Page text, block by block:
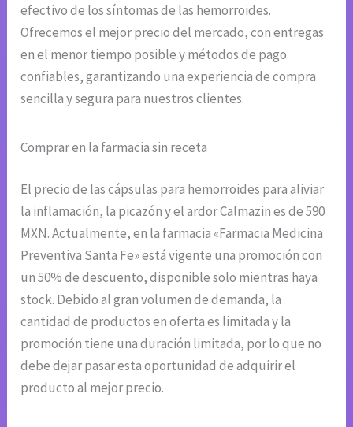
efectivo de los síntomas de las hemorroides.
Ofrecemos el mejor precio del mercado, con entregas
en el menor tiempo posible y métodos de pago
confiables, garantizando una experiencia de compra
sencilla y segura para nuestros clientes.
Comprar en la farmacia sin receta
El precio de las cápsulas para hemorroides para aliviar
la inflamación, la picazón y el ardor Calmazin es de 590
MXN. Actualmente, en la farmacia «Farmacia Medicina
Preventiva Santa Fe» está vigente una promoción con
un 50% de descuento, disponible solo mientras haya
stock. Debido al gran volumen de demanda, la
cantidad de productos en oferta es limitada y la
promoción tiene una duración limitada, por lo que no
debe dejar pasar esta oportunidad de adquirir el
producto al mejor precio.